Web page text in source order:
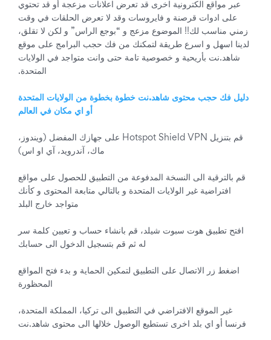
عبر مواقع الكترونية اخرى قد تعرض اعلانات مزعجة أو قد تحتوي
على ادوات قرصنة و فايروسات وقد لا تعرض الحلقات في وقت
زمني مناسب لك!! الموضوع مزعج و “بوجع الراس” و لكن لا تقلق،
لدينا اسهل و اسرع طريقة لتمكنك من فك حجب البرامج على موقع
شاهد.نت بأريحية و خصوصية تامة حتى وانت متواجد في الولايات
المتحدة.
دليل فك حجب محتوى شاهد.نت خطوة بخطوة من الولايات المتحدة
أو اي مكان في العالم
قم بتنزيل Hotspot Shield VPN على جهازك المفضل (ويندوز،
ماك، آندرويد، آي او اس)
قم بالترقية الى النسخة المدفوعة من التطبيق للحصول على مواقع
افتراضية غير الولايات المتحدة و بالتالي متابعة المحتوى و كأنك
متواجد خارج البلد
افتح تطبيق هوت سبوت شيلد، قم بانشاء حساب و تعيين كلمة سر
له ثم قم بتسجيل الدخول الى حسابك
اضغط زر الاتصال على التطبيق لتمكين الحماية و بدء فتح المواقع
المحظورة
غير الموقع الافتراضي في التطبيق الى تركيا، المملكة المتحدة،
فرنسا أو اي بلد اخرى تستطيع الوصول خلالها الى محتوى شاهد.نت